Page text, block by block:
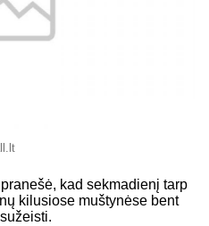
kad sekmadienį tarp
kilusiose muštynėse bent